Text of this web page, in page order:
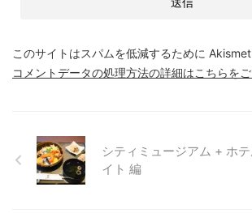
このサイトはスパムを低減するために Akismet
コメントデータの処理方法の詳細はこちらを
シティミュージアム + ホ
イト 編